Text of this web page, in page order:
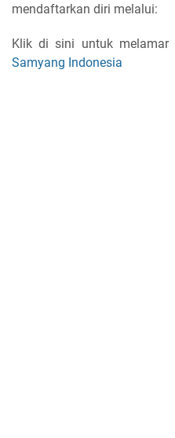
mendaftarkan diri melalui:
Klik di sini untuk melamar
Samyang Indonesia